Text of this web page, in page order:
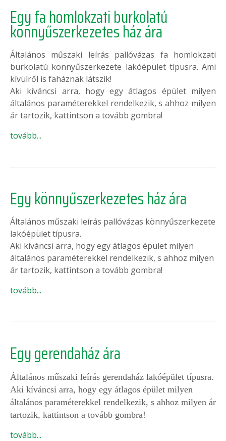
Egy fa homlokzati burkolatú
könnyűszerkezetes ház ára
Általános műszaki leírás pallóvázas fa homlokzati
burkolatú könnyűszerkezete lakóépület típusra. Ami
kívülről is faháznak látszik!
Aki kíváncsi arra, hogy egy átlagos épület milyen
általános paraméterekkel rendelkezik, s ahhoz milyen
ár tartozik, kattintson a tovább gombra!
tovább...
Egy könnyűszerkezetes ház ára
Általános műszaki leírás pallóvázas könnyűszerkezete
lakóépület típusra.
Aki kíváncsi arra, hogy egy átlagos épület milyen
általános paraméterekkel rendelkezik, s ahhoz milyen
ár tartozik, kattintson a tovább gombra!
tovább...
Egy gerendaház ára
Általános műszaki leírás gerendaház lakóépület típusra.
Aki kíváncsi arra, hogy egy átlagos épület milyen
általános paraméterekkel rendelkezik, s ahhoz milyen ár
tartozik, kattintson a tovább gombra!
tovább...